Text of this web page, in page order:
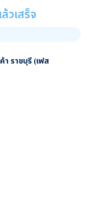
วเสร็จ
ราชบุรี (เฟส